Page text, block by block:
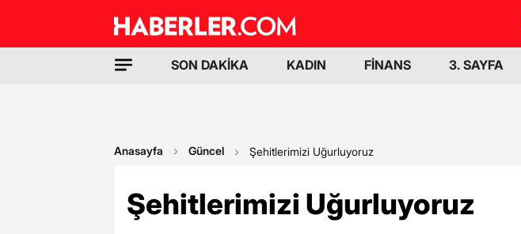
SON DAKİKA KADIN FİNANS 3. SAYFA
Anasayfa Güncel Şehitlerimizi Uğurluyoruz
Şehitlerimizi Uğurluyoruz